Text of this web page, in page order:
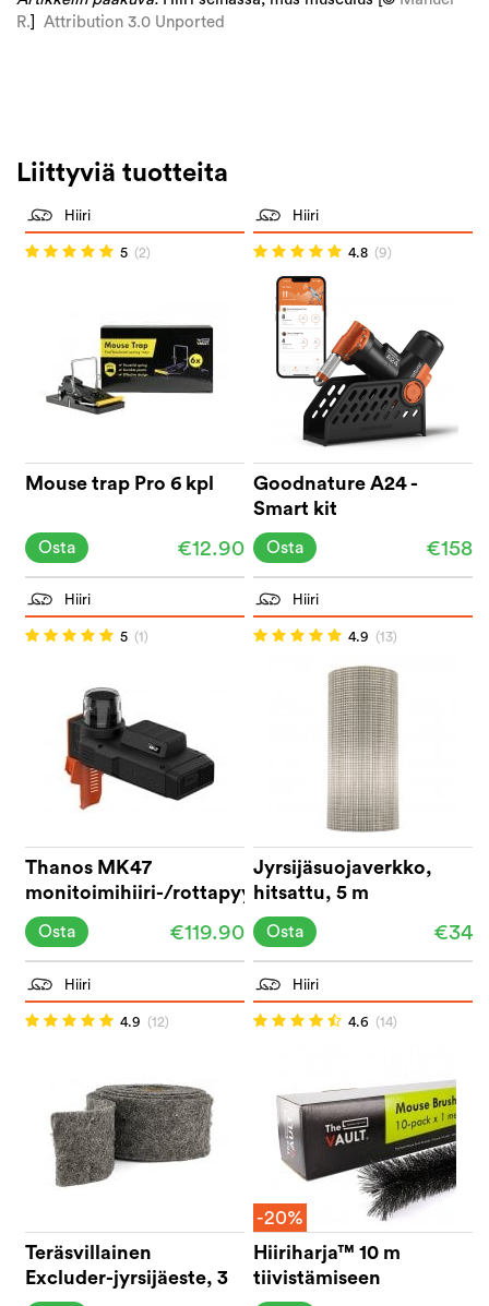
R.
Attribution 3.0 Unported
Liittyviä tuotteita
Hiiri
5 (2)
Mouse trap Pro 6 kpl
€12.90
Osta
Hiiri
4.8 (9)
Goodnature A24 -
Smart kit
€158
Osta
Hiiri
5 (1)
Thanos MK47
monitoimihiiri-/rottapyydys
€119.90
Osta
Hiiri
4.9 (13)
Jyrsijäsuojaverkko,
hitsattu, 5 m
€34
Osta
Hiiri
4.9 (12)
Teräsvillainen
Excluder-jyrsijäeste, 3
Hiiri
4.6 (14)
-20%
Hiiriharja™ 10 m
tiivistämiseen